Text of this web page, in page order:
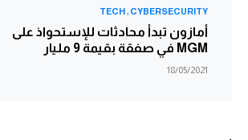
CYBERSECURITY
TECH
أمازون تبدأ محادثات للإستحواذ على
MGM في صفقة بقيمة 9 مليار
18/05/2021